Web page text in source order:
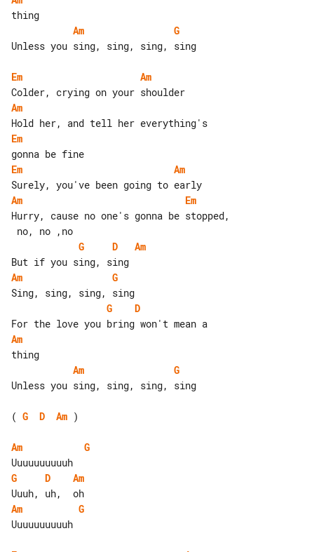
Am
G
Unless you sing, sing, sing, sing
Em
Am
Am
Em
Em
Am
Am
Em
Hurry, cause no one's gonna be stopped,
G
D
Am
Am
G
G
D
Am
Am
G
Unless you sing, sing, sing, sing
( G D Am )
Am
G
G
D
Am
Am
G
Uuuuuuuuuuh